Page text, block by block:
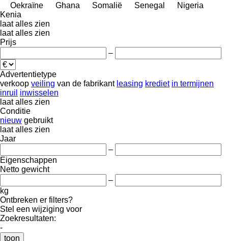
Oekraïne
Ghana Somalië Senegal
Nigeria
Kenia
laat alles zien
laat alles zien
Prijs
–
Advertentietype
verkoop veiling van de fabrikant leasing krediet in termijnen
inruil inwisselen
laat alles zien
Conditie
nieuw gebruikt
laat alles zien
Jaar
–
Eigenschappen
Netto gewicht
–
kg
Ontbreken er filters?
Stel een wijziging voor
Zoekresultaten:
-
toon